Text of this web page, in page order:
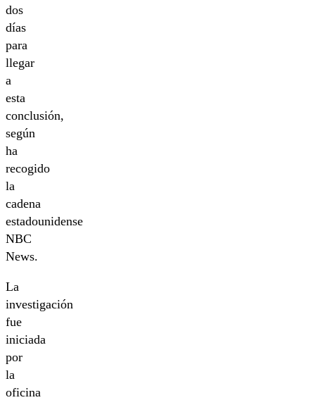
dos
días
para
llegar
a
esta
conclusión,
según
ha
recogido
la
cadena
estadounidense
NBC
News.
La
investigación
fue
iniciada
por
la
oficina